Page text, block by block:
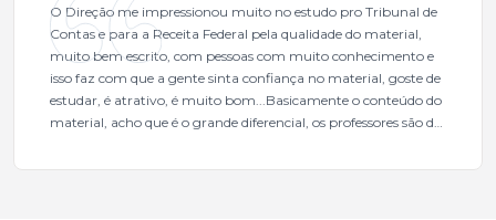
O Direção me impressionou muito no estudo pro Tribunal de
Contas e para a Receita Federal pela qualidade do material,
muito bem escrito, com pessoas com muito conhecimento e
isso faz com que a gente sinta confiança no material, goste de
estudar, é atrativo, é muito bom...Basicamente o conteúdo do
material, acho que é o grande diferencial, os professores são de
mais excelentes cargos da administração pública.Eu sempre